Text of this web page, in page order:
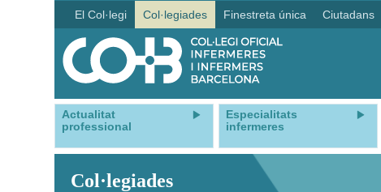
El Col·legi Col·legiades Finestreta única Ciutadans
Actualitat
professional
Especialitats
infermeres
Col·legiades